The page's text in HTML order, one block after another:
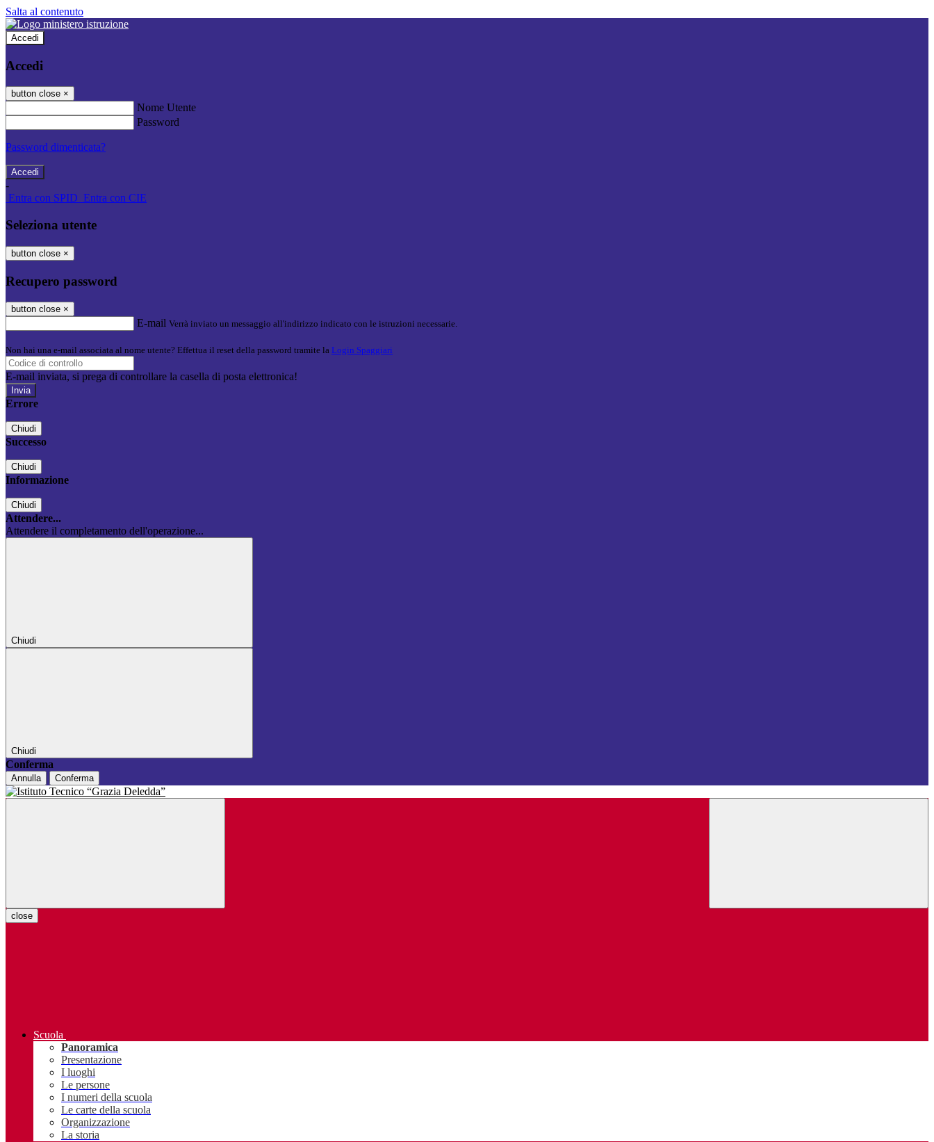
Salta al contenuto
Accedi
Accedi
button close ×
Nome Utente
Password
Password dimenticata?
-
Entra con SPID Entra con CIE
Seleziona utente
button close ×
Recupero password
button close ×
E-mail Verrà inviato un messaggio all'indirizzo indicato con le istruzioni necessarie.
Non hai una e-mail associata al nome utente? Effettua il reset della password tramite la Login Spaggiari
E-mail inviata, si prega di controllare la casella di posta elettronica!
Errore
Chiudi
Successo
Chiudi
Informazione
Chiudi
Attendere...
Attendere il completamento dell'operazione...
Chiudi
Chiudi
Conferma
Annulla Conferma
close
Scuola
Panoramica
Presentazione
I luoghi
Le persone
I numeri della scuola
Le carte della scuola
Organizzazione
La storia